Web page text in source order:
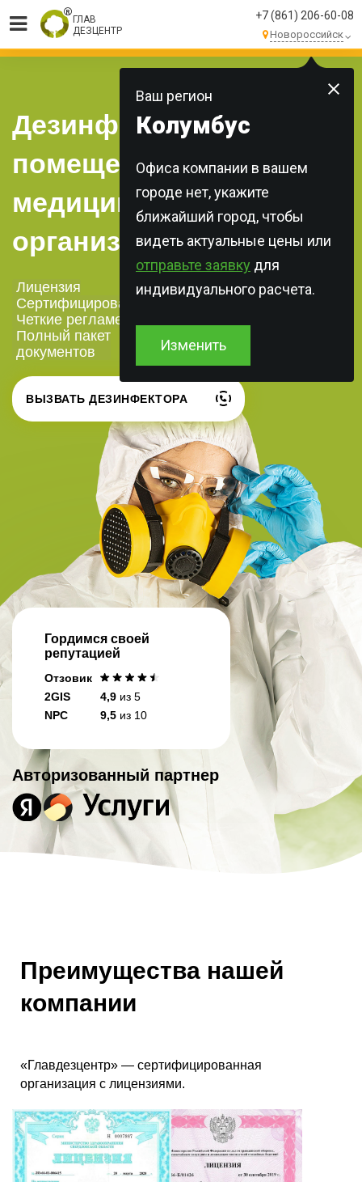
ГЛАВ
ДЕЗЦЕНТР
+7 (861) 206-60-08
Новороссийск
Ваш регион
Колумбус
Офиса компании в вашем
городе нет, укажите
ближайший город, чтобы
видеть актуальные цены или
отправьте заявку для
индивидуального расчета.
Изменить
МЫ ВЫПОЛНЯЕМБОЛЕЕ 250 ЗАКАЗОВ
КАЖДЫЙ ДЕНЬ!
Дезинфекция
помещений в
медицинских
организациях
Лицензия
Сертифицированная химия
Четкие регламенты
Полный пакет
документов
ВЫЗВАТЬ ДЕЗИНФЕКТОРА
Гордимся своей
репутацией
Отзовик
2GIS
4,9 из 5
NPC
9,5 из 10
Авторизованный партнер
Преимущества нашей
компании
«Главдезцентр» — сертифицированная
организация с лицензиями.